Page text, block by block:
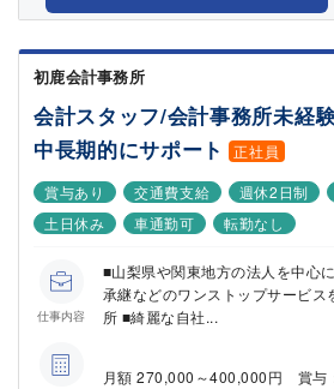
初鹿会計事務所
会計スタッフ/会計事務所未経
中長期的にサポート
正社員
賞与あり
交通費支給 週休2日制
土日休み
車通勤可 転勤なし
仕事内容
■山梨県や関東地方の法人を中心
承継などのワンストップサービス
所 ■綺麗な自社...
月額 270,000～400,000円 賞